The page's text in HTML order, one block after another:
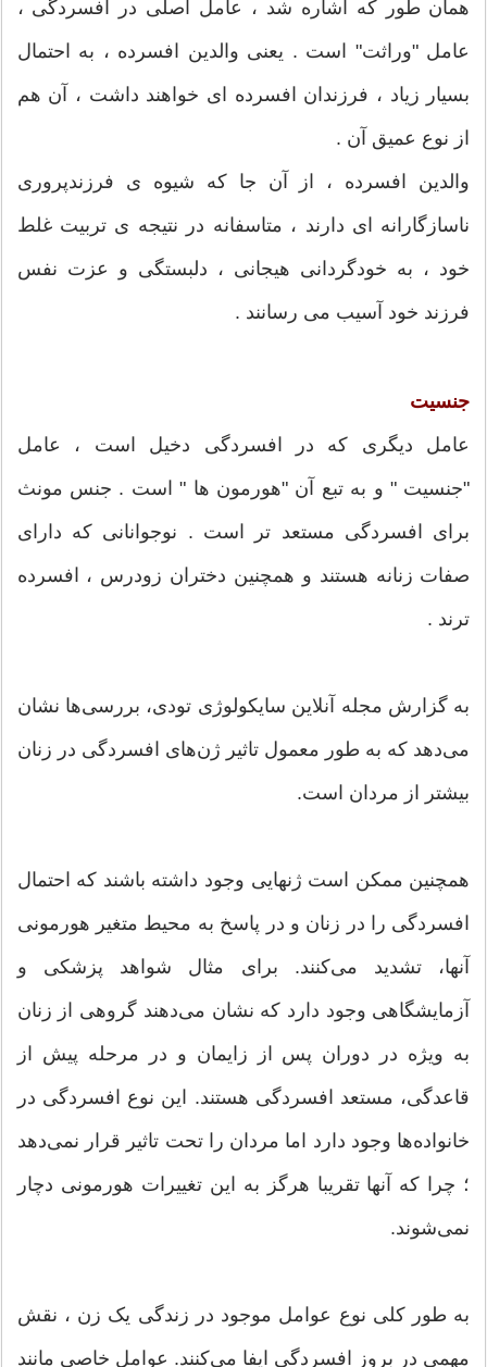
همان طور که اشاره شد ، عامل اصلی در افسردگی ،
عامل "وراثت" است . یعنی والدین افسرده ، به احتمال
بسیار زیاد ، فرزندان افسرده ای خواهند داشت ، آن هم
از نوع عمیق آن .
والدین افسرده ، از آن جا که شیوه ی فرزندپروری
ناسازگارانه ای دارند ، متاسفانه در نتیجه ی تربیت غلط
خود ، به خودگردانی هیجانی ، دلبستگی و عزت نفس
فرزند خود آسیب می رسانند .
جنسیت
عامل دیگری که در افسردگی دخیل است ، عامل
"جنسیت " و به تبع آن "هورمون ها " است . جنس مونث
برای افسردگی مستعد تر است . نوجوانانی که دارای
صفات زنانه هستند و همچنین دختران زودرس ، افسرده
ترند .
به گزارش مجله آنلاین سایکولوژی تودی، بررسی‌ها نشان
می‌دهد که به طور معمول تاثیر ژن‌های افسردگی در زنان
بیشتر از مردان است.
همچنین ممکن است ژنهایی وجود داشته باشند که احتمال
افسردگی را در زنان و در پاسخ به محیط متغیر هورمونی
آنها، تشدید می‌کنند. برای مثال شواهد پزشکی و
آزمایشگاهی وجود دارد که نشان می‌دهند گروهی از زنان
به ویژه در دوران پس از زایمان و در مرحله پیش از
قاعدگی، مستعد افسردگی هستند. این نوع افسردگی در
خانواده‌ها وجود دارد اما مردان را تحت تاثیر قرار نمی‌دهد
؛ چرا که آنها تقریبا هرگز به این تغییرات هورمونی دچار
نمی‌شوند.
به طور کلی نوع عوامل موجود در زندگی یک زن ، نقش
مهمی در بروز افسردگی ایفا می‌کنند. عوامل خاصی مانند